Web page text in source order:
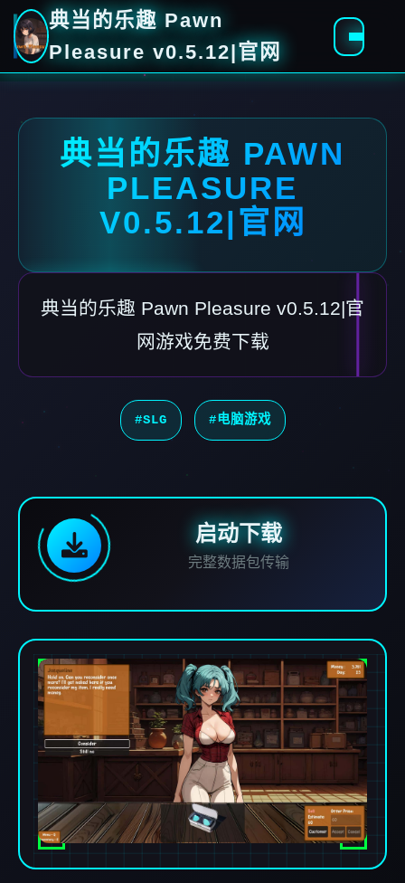
典当的乐趣 Pawn
Pleasure v0.5.12|官网
典当的乐趣 PAWN
PLEASURE
V0.5.12|官网
典当的乐趣 Pawn Pleasure v0.5.12|官
网游戏免费下载
#SLG #电脑游戏
启动下载
完整数据包传输